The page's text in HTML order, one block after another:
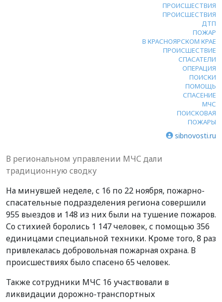
ПРОИСШЕСТВИЯ
ПРОИСШЕСТВИЯ
ДТП
ПОЖАР
В КРАСНОЯРСКОМ КРАЕ
ПРОИСШЕСТВИЕ
СПАСАТЕЛИ
ОПЕРАЦИЯ
ПОИСКИ
ПОМОЩЬ
СПАСЕНИЕ
МЧС
ПОИСКОВАЯ
ПОЖАРЫ
sibnovosti.ru
В региональном управлении МЧС дали
традиционную сводку
На минувшей неделе, с 16 по 22 ноября, пожарно-
спасательные подразделения региона совершили
955 выездов и 148 из них были на тушение пожаров.
Со стихией боролись 1 147 человек, с помощью 356
единицами специальной техники. Кроме того, 8 раз
привлекалась добровольная пожарная охрана. В
происшествиях было спасено 65 человек.
Также сотрудники МЧС 16 участвовали в
ликвидации дорожно-транспортных